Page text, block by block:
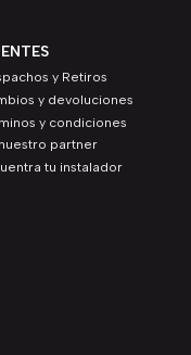
y Retiros
y devoluciones
y condiciones
partner
tu instalador